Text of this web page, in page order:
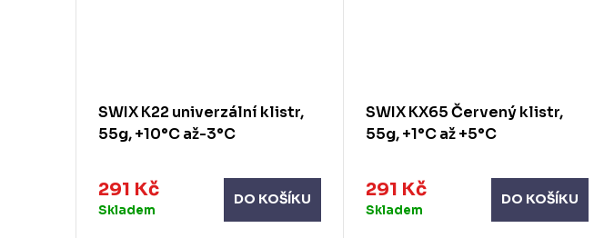
SWIX K22 univerzální klistr,
55g, +10°C až-3°C
291 Kč
Skladem
DO KOŠÍKU
SWIX KX65 Červený klistr,
55g, +1°C až +5°C
291 Kč
Skladem
DO KOŠÍKU